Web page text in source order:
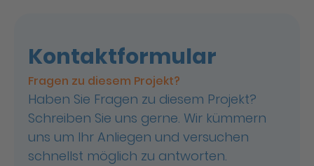
Fragen zu diesem Projekt?
Kontaktformular
Haben Sie Fragen zu diesem Projekt?
Schreiben Sie uns gerne. Wir kümmern
uns um Ihr Anliegen und versuchen
schnellst möglich zu antworten.